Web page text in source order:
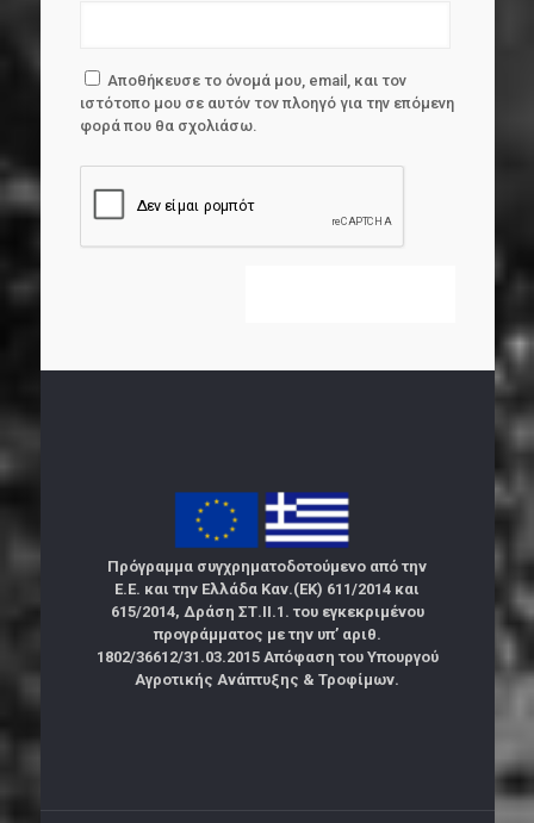
Αποθήκευσε το όνομά μου, email, και τον
ιστότοπο μου σε αυτόν τον πλοηγό για την επόμενη
φορά που θα σχολιάσω.
Πρόγραμμα συγχρηματοδοτούμενο από την
Ε.Ε. και την Ελλάδα Καν.(ΕΚ) 611/2014 και
615/2014, Δράση ΣΤ.ΙΙ.1. του εγκεκριμένου
προγράμματος με την υπ’ αριθ.
1802/36612/31.03.2015 Απόφαση του Υπουργού
Αγροτικής Ανάπτυξης & Τροφίμων.